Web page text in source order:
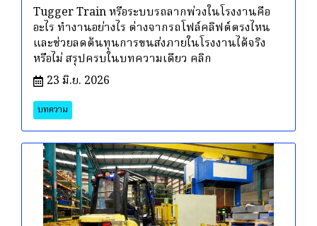
Tugger Train หรือระบบรถลากพ่วงในโรงงานคือ
อะไร ทำงานอย่างไร ต่างจากรถโฟล์คลิฟต์ตรงไหน
และช่วยลดต้นทุนการขนส่งภายในโรงงานได้จริง
หรือไม่ สรุปครบในบทความเดียว คลิก
23 มิ.ย. 2026
บทความ